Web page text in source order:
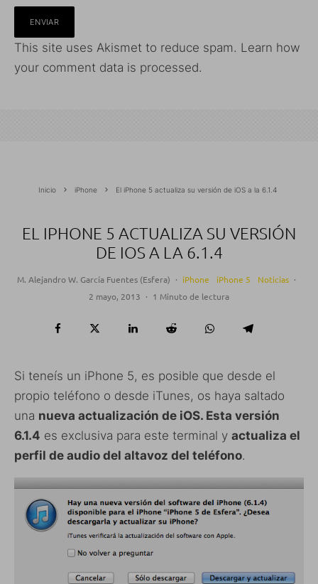
This site uses Akismet to reduce spam. Learn how
your comment data is processed.
Inicio iPhone El iPhone 5 actualiza su versión de iOS a la 6.1.4
EL IPHONE 5 ACTUALIZA SU VERSIÓN
DE IOS A LA 6.1.4
M. Alejandro W. García Fuentes (Esfera) · iPhone iPhone 5 Noticias ·
2 mayo, 2013 · 1 Minuto de lectura
Si teneís un iPhone 5, es posible que desde el
propio teléfono o desde iTunes, os haya saltado
una nueva actualización de iOS. Esta versión
6.1.4 es exclusiva para este terminal y actualiza el
perfil de audio del altavoz del teléfono.